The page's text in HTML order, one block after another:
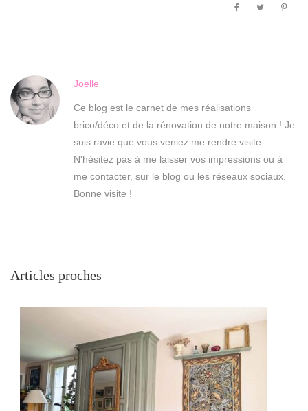
Joelle
Ce blog est le carnet de mes réalisations
brico/déco et de la rénovation de notre maison ! Je
suis ravie que vous veniez me rendre visite.
N'hésitez pas à me laisser vos impressions ou à
me contacter, sur le blog ou les réseaux sociaux.
Bonne visite !
Articles proches